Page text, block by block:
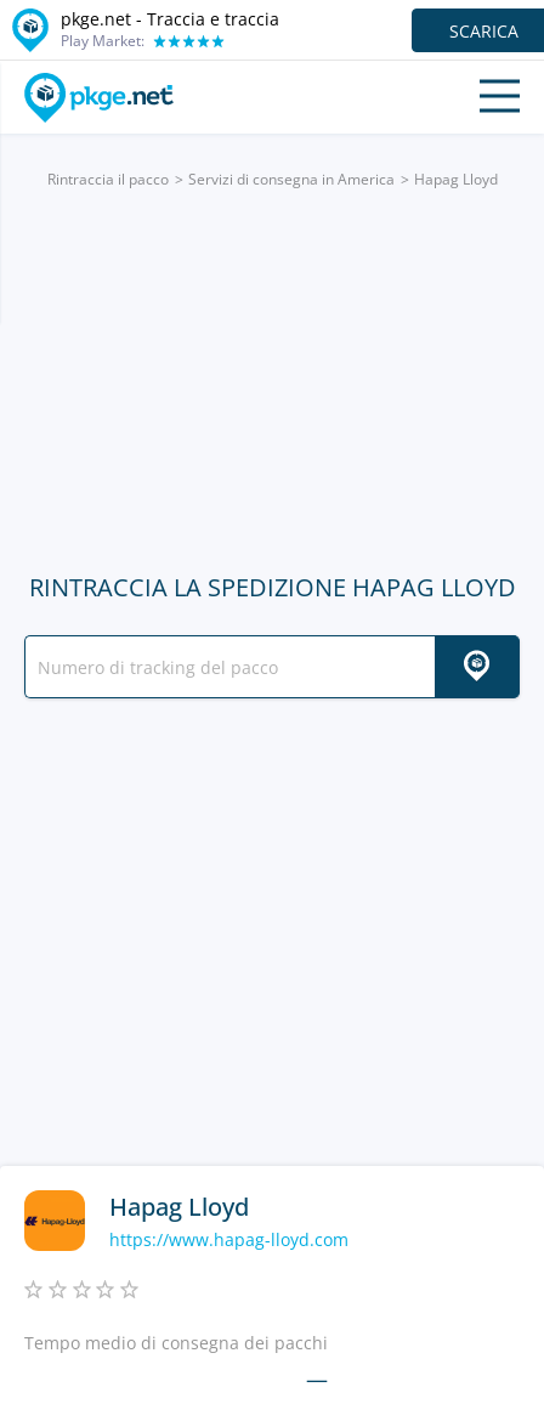
pkge.net - Traccia e traccia
Play Market: SCARICA
Rintraccia il pacco Servizi di consegna in America Hapag Lloyd
RINTRACCIA LA SPEDIZIONE HAPAG LLOYD
Hapag Lloyd
https://www.hapag-lloyd.com
Tempo medio di consegna dei pacchi
—